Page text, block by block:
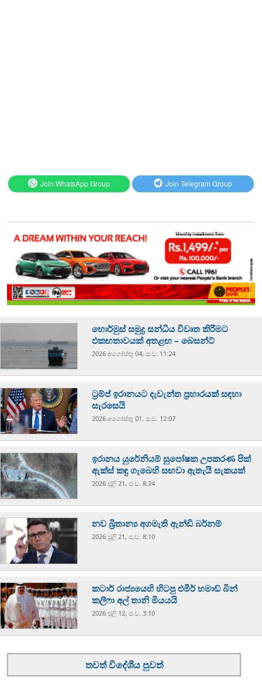
Join WhatsApp Group Join Telegram Group
හොර්මුස් සමුද්‍ර සන්ධිය විවෘත කිරීමට
එකඟතාවයක් අතළඟ – බෙසන්ට්
2026 අගෝස්‍තු 04, ප.ව. 11:24
ට්‍රම්ප් ඉරානයට දැවැන්ත ප්‍රහාරයක් සඳහා
සැරසෙයි
2026 අගෝස්‍තු 01, ප.ව. 12:07
ඉරානය යුරේනියම් සුපෝෂක උපකරණ පික්
ඇක්ස් කඳු ගැබෙහි සඟවා ඇතැයි සැකයක්
2026 ජූලි 21, ප.ව. 8:24
නව බ්‍රිතාන්‍ය අගමැති ඇන්ඩි බර්නම්
2026 ජූලි 21, ප.ව. 8:10
කටාර් රාජ්‍යයෙහි හිටපු එමීර් හමාඩ් බින්
කලීෆා අල් තානි මියයයි
2026 ජූලි 12, ප.ව. 3:10
තවත් විදේශීය පුවත්